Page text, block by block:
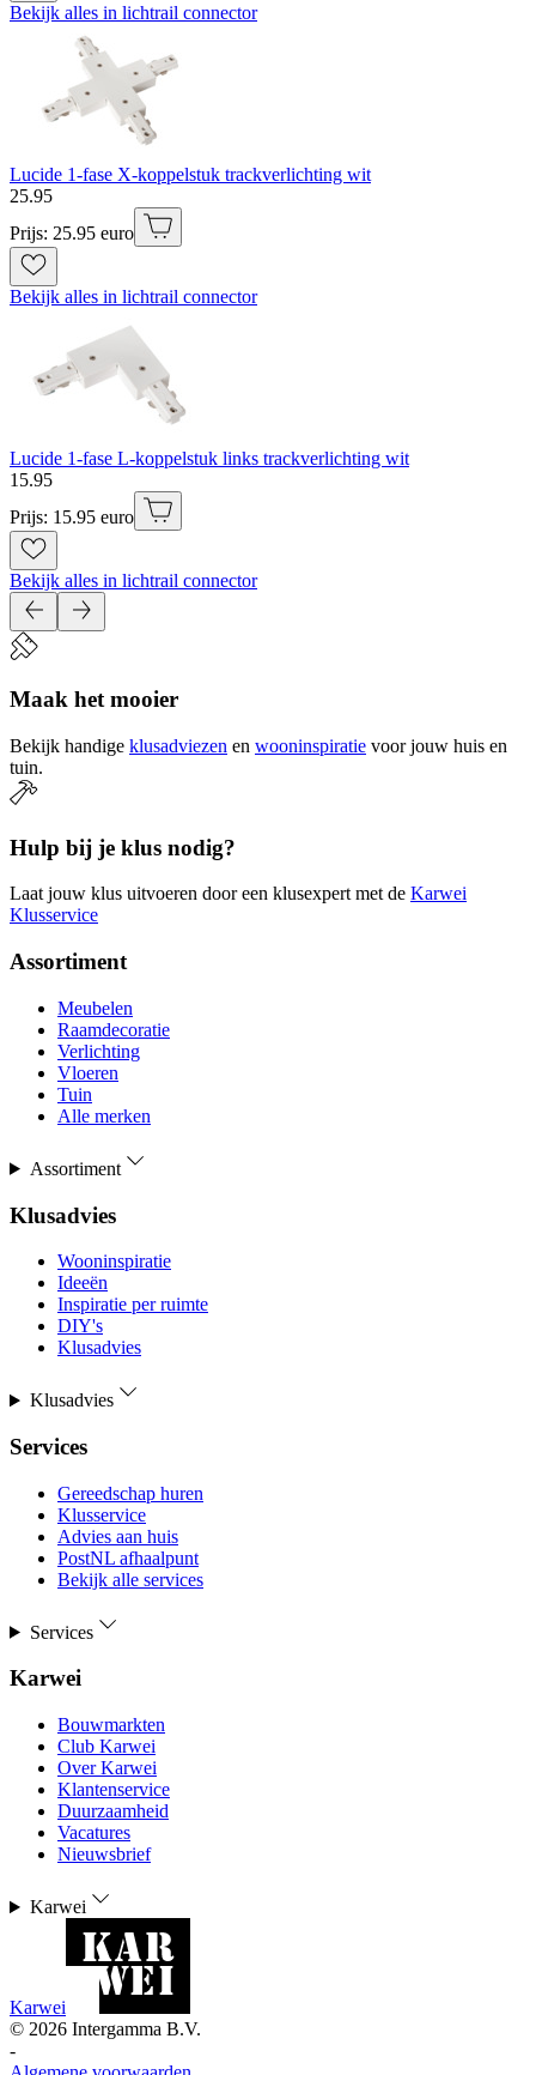
Bekijk alles in lichtrail connector
Lucide 1-fase X-koppelstuk trackverlichting wit
25.95
Prijs: 25.95 euro
Bekijk alles in lichtrail connector
Lucide 1-fase L-koppelstuk links trackverlichting wit
15.95
Prijs: 15.95 euro
Bekijk alles in lichtrail connector
Maak het mooier
Bekijk handige klusadviezen en wooninspiratie voor jouw huis en
tuin.
Hulp bij je klus nodig?
Laat jouw klus uitvoeren door een klusexpert met de Karwei
Klusservice
Assortiment
Meubelen
Raamdecoratie
Verlichting
Vloeren
Tuin
Alle merken
Assortiment
Klusadvies
Wooninspiratie
Ideeën
Inspiratie per ruimte
DIY's
Klusadvies
Klusadvies
Services
Gereedschap huren
Klusservice
Advies aan huis
PostNL afhaalpunt
Bekijk alle services
Services
Karwei
Bouwmarkten
Club Karwei
Over Karwei
Klantenservice
Duurzaamheid
Vacatures
Nieuwsbrief
Karwei
Karwei
© 2026 Intergamma B.V.
-